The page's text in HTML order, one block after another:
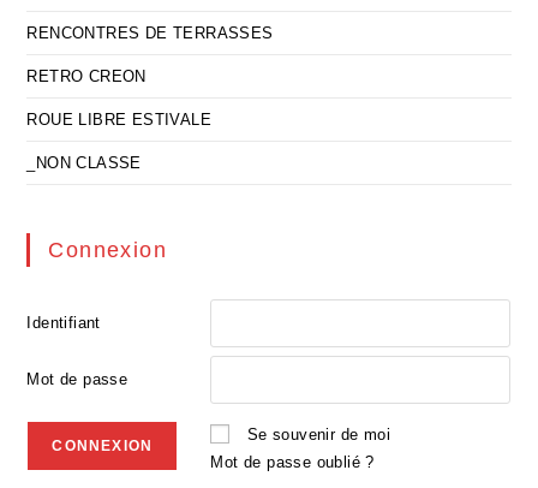
RENCONTRES DE TERRASSES
RETRO CREON
ROUE LIBRE ESTIVALE
_NON CLASSE
Connexion
Identifiant
Mot de passe
Se souvenir de moi
Mot de passe oublié ?